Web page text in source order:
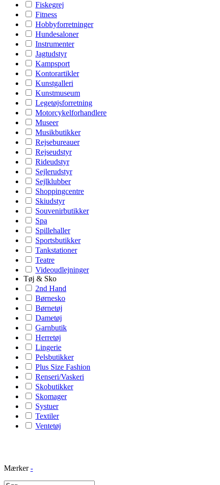
Fiskegrej
Fitness
Hobbyforretninger
Hundesaloner
Instrumenter
Jagtudstyr
Kampsport
Kontorartikler
Kunstgalleri
Kunstmuseum
Legetøjsforretning
Motorcykelforhandlere
Museer
Musikbutikker
Rejsebureauer
Rejseudstyr
Rideudstyr
Sejlerudstyr
Sejlklubber
Shoppingcentre
Skiudstyr
Souvenirbutikker
Spa
Spillehaller
Sportsbutikker
Tankstationer
Teatre
Videoudlejninger
Tøj & Sko
2nd Hand
Børnesko
Børnetøj
Dametøj
Garnbutik
Herretøj
Lingerie
Pelsbutikker
Plus Size Fashion
Renseri/Vaskeri
Skobutikker
Skomager
Systuer
Textiler
Ventetøj
Mærker -